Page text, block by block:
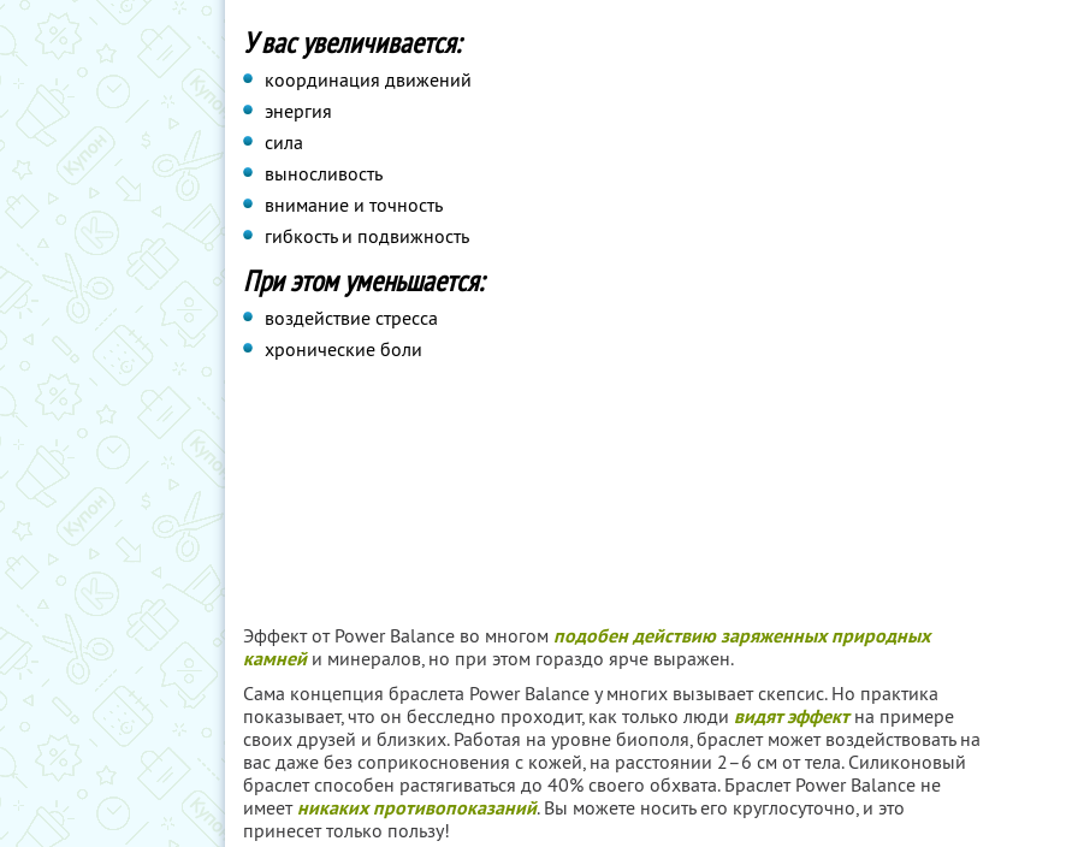
У вас увеличивается:
координация движений
энергия
сила
выносливость
внимание и точность
гибкость и подвижность
При этом уменьшается:
воздействие стресса
хронические боли
Эффект от Power Balance во многом подобен действию заряженных природных
камнейи минералов, но при этом гораздо ярче выражен.
Сама концепция браслета Power Balance у многих вызывает скепсис. Но практика
показывает, что он бесследно проходит, как только люди видят эффектна примере
своих друзей и близких. Работая на уровне биополя, браслет может воздействовать на
вас даже без соприкосновения с кожей, на расстоянии 2–6 см от тела. Силиконовый
браслет способен растягиваться до 40% своего обхвата. Браслет Power Balance не
имеет никаких противопоказаний. Вы можете носить его круглосуточно, и это
принесет только пользу!